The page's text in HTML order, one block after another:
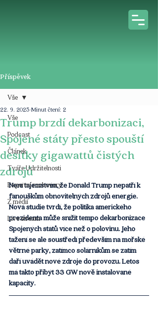
Příspěvek
Vše
Podcast
Článek
Tváře Udržitelnosti
Expertní rozhovory
Z médií
Live stream
Vše
Trump brzdí dekarbonizaci,
Spojené státy přesto spouští
desítky gigawattů čistých
zdrojů
22. 9. 2025 Minut čtení: 2
Není tajemstvím, že Donald Trump nepatří k
fanouškům obnovitelných zdrojů energie.
Nová studie tvrdí, že politika amerického
prezidenta může snížit tempo dekarbonizace
Spojených států více než o polovinu. Jeho
tažení se ale soustředí především na mořské
větrné parky, zatímco solárníkům se zatím
daří uvádět nové zdroje do provozu. Letos
má takto přibýt 33 GW nově instalované
kapacity.